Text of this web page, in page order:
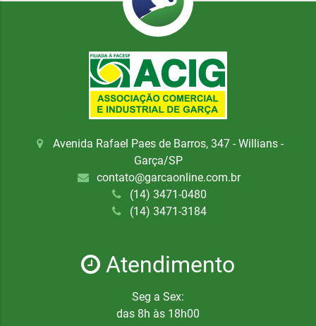
Avenida Rafael Paes de Barros, 347 - Willians -
Garça/SP
contato@garcaonline.com.br
(14) 3471-0480
(14) 3471-3184
Atendimento
Seg a Sex:
das 8h às 18h00